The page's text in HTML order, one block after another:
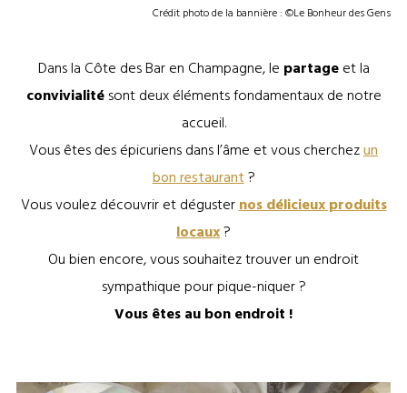
Crédit photo de la bannière : ©Le Bonheur des Gens
Dans la Côte des Bar en Champagne, le partageet la
convivialitésont deux éléments fondamentaux de notre
accueil.
Vous êtes des épicuriens dans l’âme et vous cherchezun
bon restaurant?
Vous voulez découvrir et dégusternos délicieux produits
locaux?
Ou bien encore, vous souhaitez trouver un endroit
sympathique pour pique-niquer ?
Vous êtes au bon endroit !